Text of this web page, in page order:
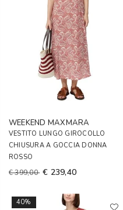
WEEKEND MAXMARA
VESTITO LUNGO GIROCOLLO
CHIUSURA A GOCCIA DONNA
ROSSO
€ 399,00 € 239,40
40%